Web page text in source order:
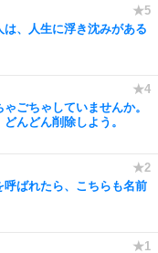
は、人生に浮き沈みがある
ごちゃしていませんか。
んどん削除しよう。
ばれたら、こちらも名前